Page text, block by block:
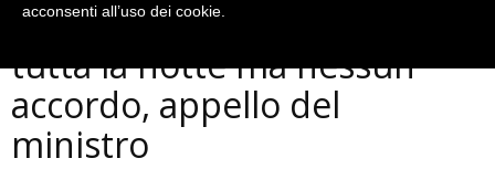
Ast, trattativa al Mise per
tutta la notte ma nessun
accordo, appello del
ministro
acconsenti all’uso dei cookie.